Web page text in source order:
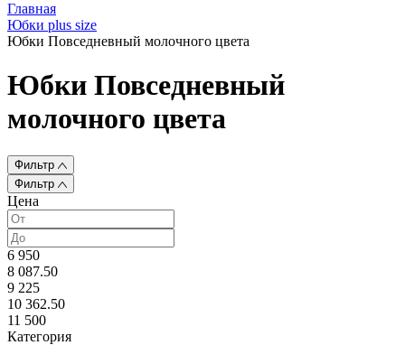
Главная
Юбки plus size
Юбки Повседневный молочного цвета
Юбки Повседневный
молочного цвета
Фильтр
Фильтр
Цена
6 950
8 087.50
9 225
10 362.50
11 500
Категория